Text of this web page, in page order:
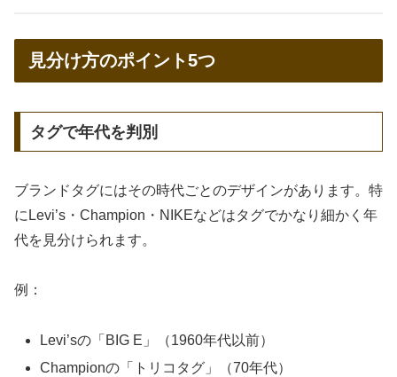
見分け方のポイント5つ
タグで年代を判別
ブランドタグにはその時代ごとのデザインがあります。特
にLevi’s・Champion・NIKEなどはタグでかなり細かく年
代を見分けられます。
例：
Levi’sの「BIG E」（1960年代以前）
Championの「トリコタグ」（70年代）